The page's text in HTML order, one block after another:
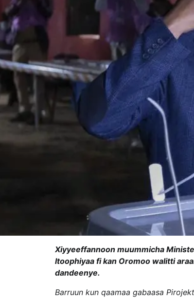
Xiyyeeffannoon muummicha
Itoophiyaa fi kan Oromoo walitti
dandeenye.
Barruun kun qaamaa gabaasa